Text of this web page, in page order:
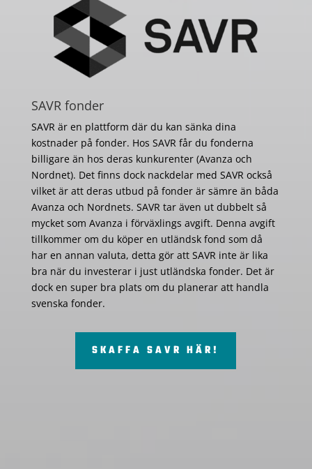
SAVR fonder
SAVR är en plattform där du kan sänka dina
kostnader på fonder. Hos SAVR får du fonderna
billigare än hos deras kunkurenter (Avanza och
Nordnet). Det finns dock nackdelar med SAVR också
vilket är att deras utbud på fonder är sämre än båda
Avanza och Nordnets. SAVR tar även ut dubbelt så
mycket som Avanza i förväxlings avgift. Denna avgift
tillkommer om du köper en utländsk fond som då
har en annan valuta, detta gör att SAVR inte är lika
bra när du investerar i just utländska fonder. Det är
dock en super bra plats om du planerar att handla
svenska fonder.
SKAFFA SAVR HÄR!